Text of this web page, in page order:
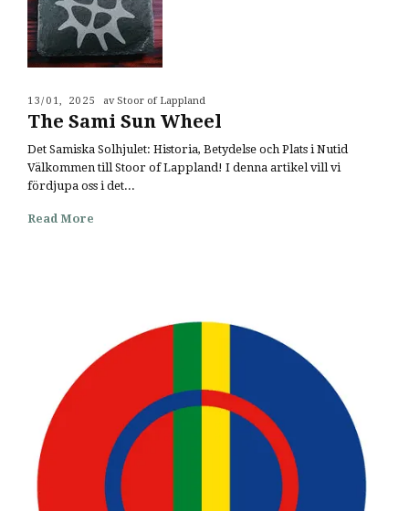
13/01, 2025 av Stoor of Lappland
The Sami Sun Wheel
Det Samiska Solhjulet: Historia, Betydelse och Plats i Nutid
Välkommen till Stoor of Lappland! I denna artikel vill vi
fördjupa oss i det...
Read More